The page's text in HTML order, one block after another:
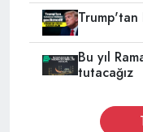
Trump'tan
Bu yıl
tutacağız